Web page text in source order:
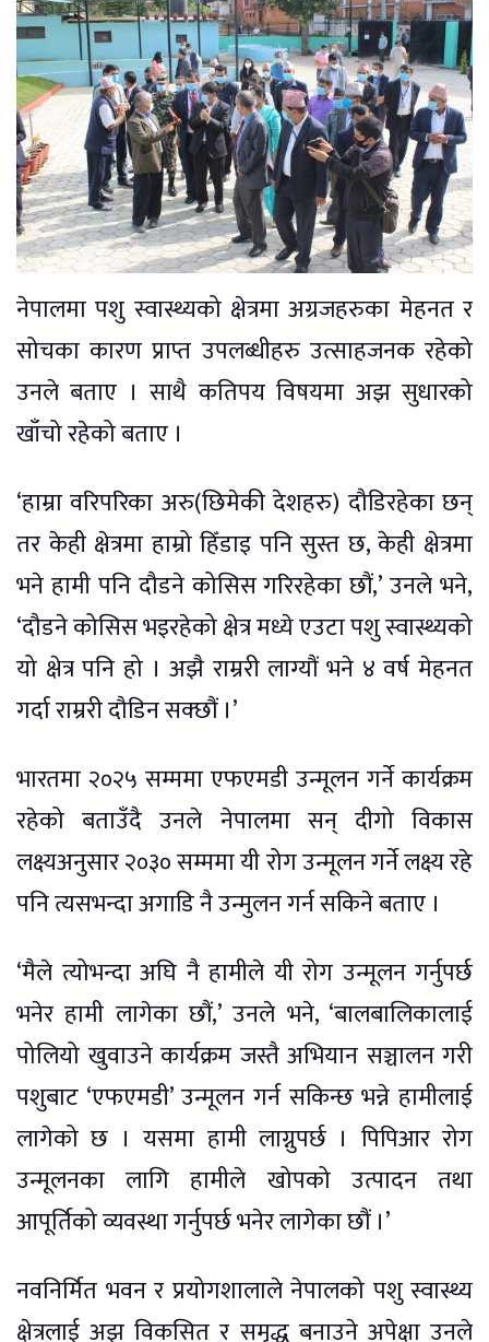
नेपालमा पशु स्वास्थ्यको क्षेत्रमा अग्रजहरुका मेहनत र
सोचका कारण प्राप्त उपलब्धीहरु उत्साहजनक रहेको
उनले बताए । साथै कतिपय विषयमा अझ सुधारको
खाँचो रहेको बताए ।
‘हाम्रा वरिपरिका अरु(छिमेकी देशहरु) दौडिरहेका छन्
तर केही क्षेत्रमा हाम्रो हिँडाइ पनि सुस्त छ, केही क्षेत्रमा
भने हामी पनि दौडने कोसिस गरिरहेका छौं,’ उनले भने,
‘दौडने कोसिस भइरहेको क्षेत्र मध्ये एउटा पशु स्वास्थ्यको
यो क्षेत्र पनि हो । अझै राम्ररी लाग्यौं भने ४ वर्ष मेहनत
गर्दा राम्ररी दौडिन सक्छौं ।’
भारतमा २०२५ सम्ममा एफएमडी उन्मूलन गर्ने कार्यक्रम
रहेको बताउँदै उनले नेपालमा सन् दीगो विकास
लक्ष्यअनुसार २०३० सम्ममा यी रोग उन्मूलन गर्ने लक्ष्य रहे
पनि त्यसभन्दा अगाडि नै उन्मुलन गर्न सकिने बताए ।
‘मैले त्योभन्दा अघि नै हामीले यी रोग उन्मूलन गर्नुपर्छ
भनेर हामी लागेका छौं,’ उनले भने, ‘बालबालिकालाई
पोलियो खुवाउने कार्यक्रम जस्तै अभियान सञ्चालन गरी
पशुबाट ‘एफएमडी’ उन्मूलन गर्न सकिन्छ भन्ने हामीलाई
लागेको छ । यसमा हामी लाग्नुपर्छ । पिपिआर रोग
उन्मूलनका लागि हामीले खोपको उत्पादन तथा
आपूर्तिको व्यवस्था गर्नुपर्छ भनेर लागेका छौं ।’
नवनिर्मित भवन र प्रयोगशालाले नेपालको पशु स्वास्थ्य
क्षेत्रलाई अझ विकसित र समृद्ध बनाउने अपेक्षा उनले